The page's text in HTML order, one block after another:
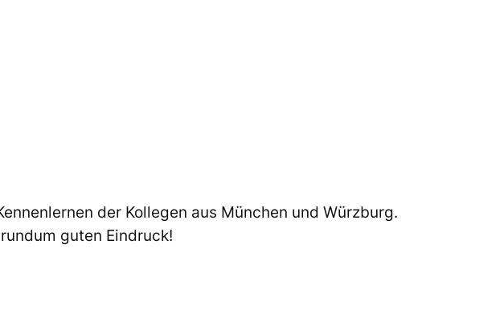
der Kollegen aus München und Würzburg.
guten Eindruck!